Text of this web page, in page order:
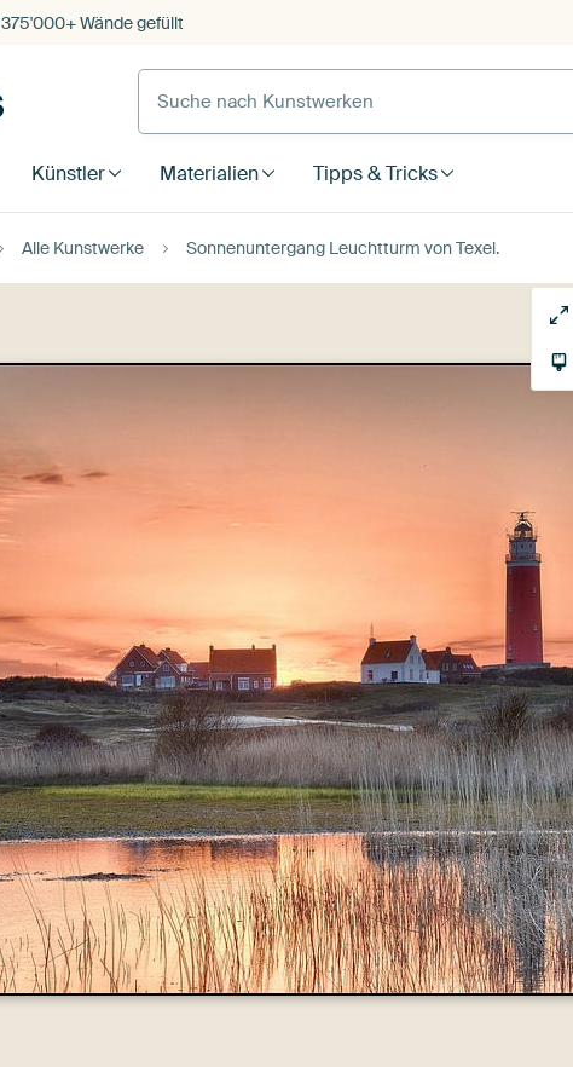
375'000+ Wände gefüllt
Künstler Materialien Tipps & Tricks
Alle Kunstwerke Sonnenuntergang Leuchtturm von Texel.